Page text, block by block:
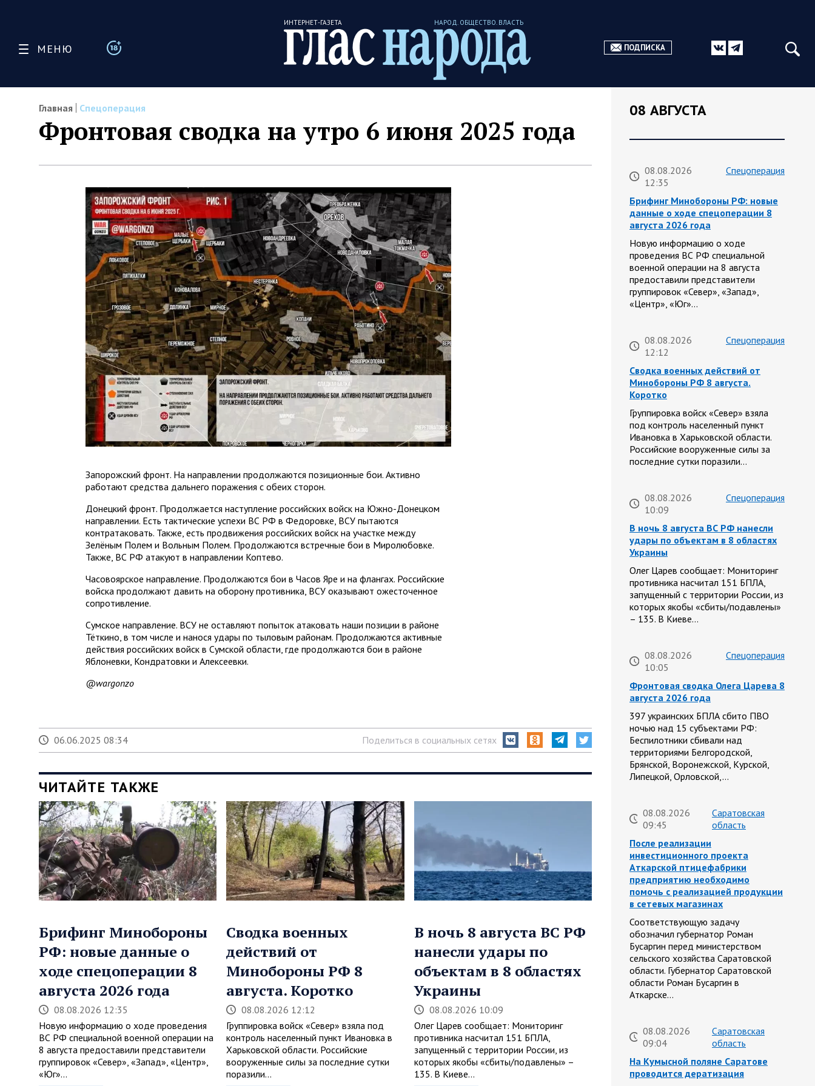
МЕНЮ
ИНТЕРНЕТ-ГАЗЕТА НАРОД. ОБЩЕСТВО. ВЛАСТЬ
ПОДПИСКА
Главная Спецоперация
Фронтовая сводка на утро 6 июня 2025 года
Запорожский фронт. На направлении продолжаются позиционные бои. Активно
работают средства дальнего поражения с обеих сторон.
Донецкий фронт. Продолжается наступление российских войск на Южно-Донецком
направлении. Есть тактические успехи ВС РФ в Федоровке, ВСУ пытаются
контратаковать. Также, есть продвижения российских войск на участке между
Зелёным Полем и Вольным Полем. Продолжаются встречные бои в Миролюбовке.
Также, ВС РФ атакуют в направлении Коптево.
Часовоярское направление. Продолжаются бои в Часов Яре и на флангах. Российские
войска продолжают давить на оборону противника, ВСУ оказывают ожесточенное
сопротивление.
Сумское направление. ВСУ не оставляют попыток атаковать наши позиции в районе
Тёткино, в том числе и нанося удары по тыловым районам. Продолжаются активные
действия российских войск в Сумской области, где продолжаются бои в районе
Яблоневки, Кондратовки и Алексеевки.
@wargonzo
06.06.2025 08:34 Поделиться в социальных сетях
ЧИТАЙТЕ ТАКЖЕ
Брифинг Минобороны
РФ: новые данные о
ходе спецоперации 8
августа 2026 года
08.08.2026 12:35
Новую информацию о ходе проведения
ВС РФ специальной военной операции на
8 августа предоставили представители
группировок «Север», «Запад», «Центр»,
«Юг»…
Сводка военных
действий от
Минобороны РФ 8
августа. Коротко
08.08.2026 12:12
Группировка войск «Север» взяла под
контроль населенный пункт Ивановка в
Харьковской области. Российские
вооруженные силы за последние сутки
поразили…
В ночь 8 августа ВС РФ
нанесли удары по
объектам в 8 областях
Украины
08.08.2026 10:09
Олег Царев сообщает: Мониторинг
противника насчитал 151 БПЛА,
запущенный с территории России, из
которых якобы «сбиты/подавлены» –
135. В Киеве…
08 АВГУСТА
08.08.2026
12:35
Спецоперация
Брифинг Минобороны РФ: новые
данные о ходе спецоперации 8
августа 2026 года
Новую информацию о ходе
проведения ВС РФ специальной
военной операции на 8 августа
предоставили представители
группировок «Север», «Запад»,
«Центр», «Юг»…
08.08.2026
12:12
Спецоперация
Сводка военных действий от
Минобороны РФ 8 августа.
Коротко
Группировка войск «Север» взяла
под контроль населенный пункт
Ивановка в Харьковской области.
Российские вооруженные силы за
последние сутки поразили…
08.08.2026
10:09
Спецоперация
В ночь 8 августа ВС РФ нанесли
удары по объектам в 8 областях
Украины
Олег Царев сообщает: Мониторинг
противника насчитал 151 БПЛА,
запущенный с территории России, из
которых якобы «сбиты/подавлены»
– 135. В Киеве…
08.08.2026
10:05
Спецоперация
Фронтовая сводка Олега Царева 8
августа 2026 года
397 украинских БПЛА сбито ПВО
ночью над 15 субъектами РФ:
Беспилотники сбивали над
территориями Белгородской,
Брянской, Воронежской, Курской,
Липецкой, Орловской,…
08.08.2026
09:45
Саратовская
область
После реализации
инвестиционного проекта
Аткарской птицефабрики
предприятию необходимо
помочь с реализацией продукции
в сетевых магазинах
Соответствующую задачу
обозначил губернатор Роман
Бусаргин перед министерством
сельского хозяйства Саратовской
области. Губернатор Саратовской
области Роман Бусаргин в
Аткарске…
08.08.2026
09:04
Саратовская
область
На Кумысной поляне Саратове
проводится дератизация